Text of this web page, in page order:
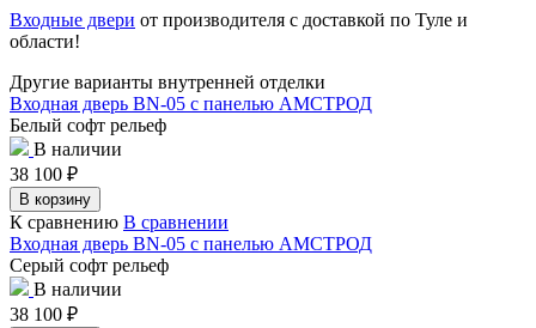
Входные двери от производителя с доставкой по Туле и
области!
Другие варианты внутренней отделки
Входная дверь BN-05 с панелью АМСТРОД
Белый софт рельеф
В наличии
38 100 ₽
В корзину
К сравнению В сравнении
Входная дверь BN-05 с панелью АМСТРОД
Серый софт рельеф
В наличии
38 100 ₽